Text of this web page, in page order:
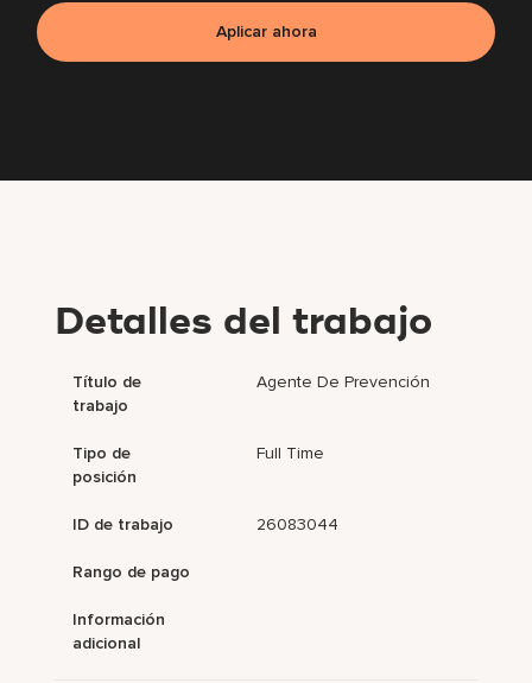
Aplicar ahora
Detalles del trabajo
Título de
trabajo
Agente De Prevención
Tipo de
posición
Full Time
ID de trabajo 26083044
Rango de pago
Información
adicional